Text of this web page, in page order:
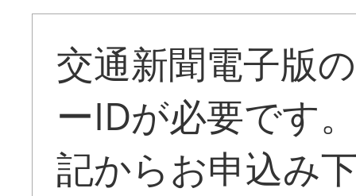
交通新聞電子版
ーIDが必要です
記からお申込み